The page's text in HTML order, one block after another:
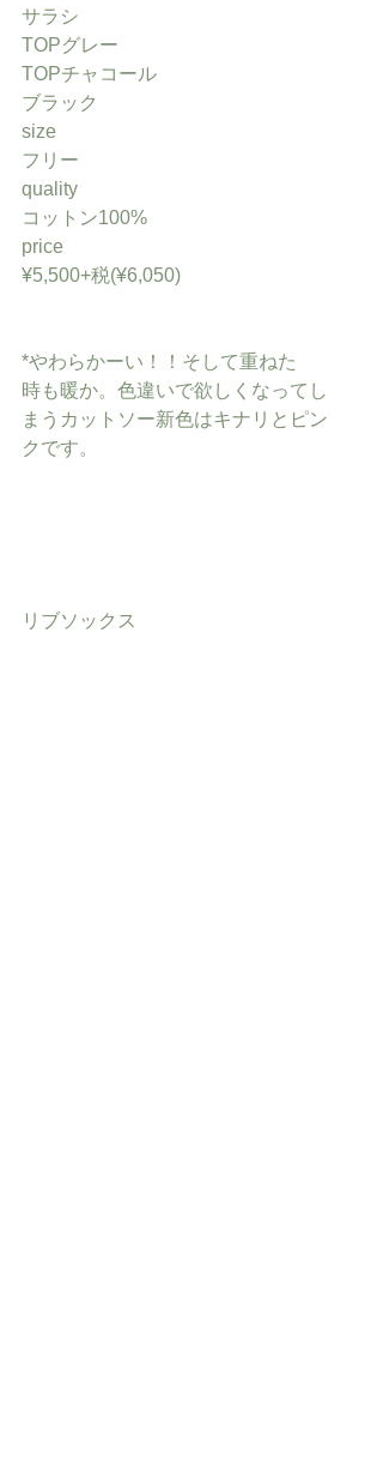
サラシ
TOPグレー
TOPチャコール
ブラック
size
フリー
quality
コットン100%
price
¥5,500+税(¥6,050)
*やわらかーい！！そして重ねた
時も暖か。色違いで欲しくなってし
まうカットソー新色はキナリとピン
クです。
リブソックス